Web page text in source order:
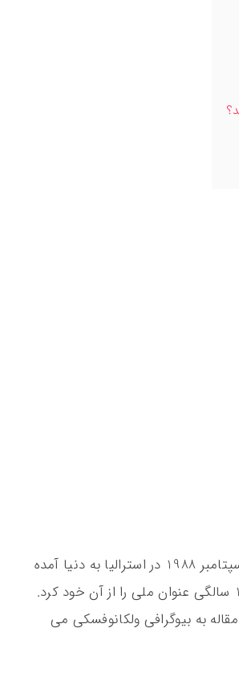
الکساندر ولکانوفسکی ویکی پدیا را به شما معرفی کردیم او در 29 سپتامبر 1988 در استرالیا به دنیا آمده
است. الکس در سنین پایین تمرین کشتی را شروع کرد و در سن 12 سالگی عنوان ملی را از آن خود کرد.
بگذارد. در این مقاله به بیوگرافی ولکانوفسکی می